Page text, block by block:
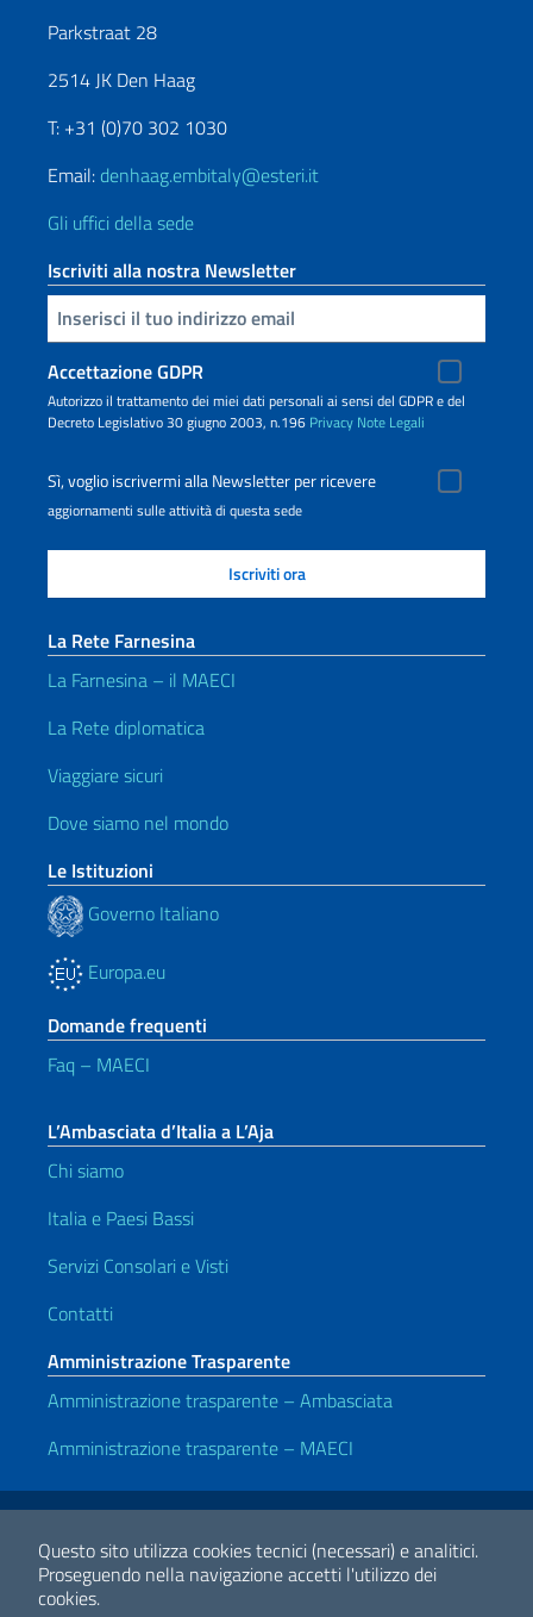
Questo sito utilizza cookies tecnici (necessari) e analitici.
Proseguendo nella navigazione accetti l'utilizzo dei
cookies.
Parkstraat 28
2514 JK Den Haag
T: +31 (0)70 302 1030
Email: denhaag.embitaly@esteri.it
Gli uffici della sede
Iscriviti alla nostra Newsletter
Inserisci la tua email
Accettazione GDPR
Autorizzo il trattamento dei miei dati personali ai sensi del GDPR e del
Decreto Legislativo 30 giugno 2003, n.196 Privacy Note Legali
Sì, voglio iscrivermi alla Newsletter per ricevere
aggiornamenti sulle attività di questa sede
La Rete Farnesina
La Farnesina – il MAECI
La Rete diplomatica
Viaggiare sicuri
Dove siamo nel mondo
Le Istituzioni
Governo Italiano
Europa.eu
Domande frequenti
Faq – MAECI
L’Ambasciata d’Italia a L’Aja
Chi siamo
Italia e Paesi Bassi
Servizi Consolari e Visti
Contatti
Amministrazione Trasparente
Amministrazione trasparente – Ambasciata
Amministrazione trasparente – MAECI
Link Utili